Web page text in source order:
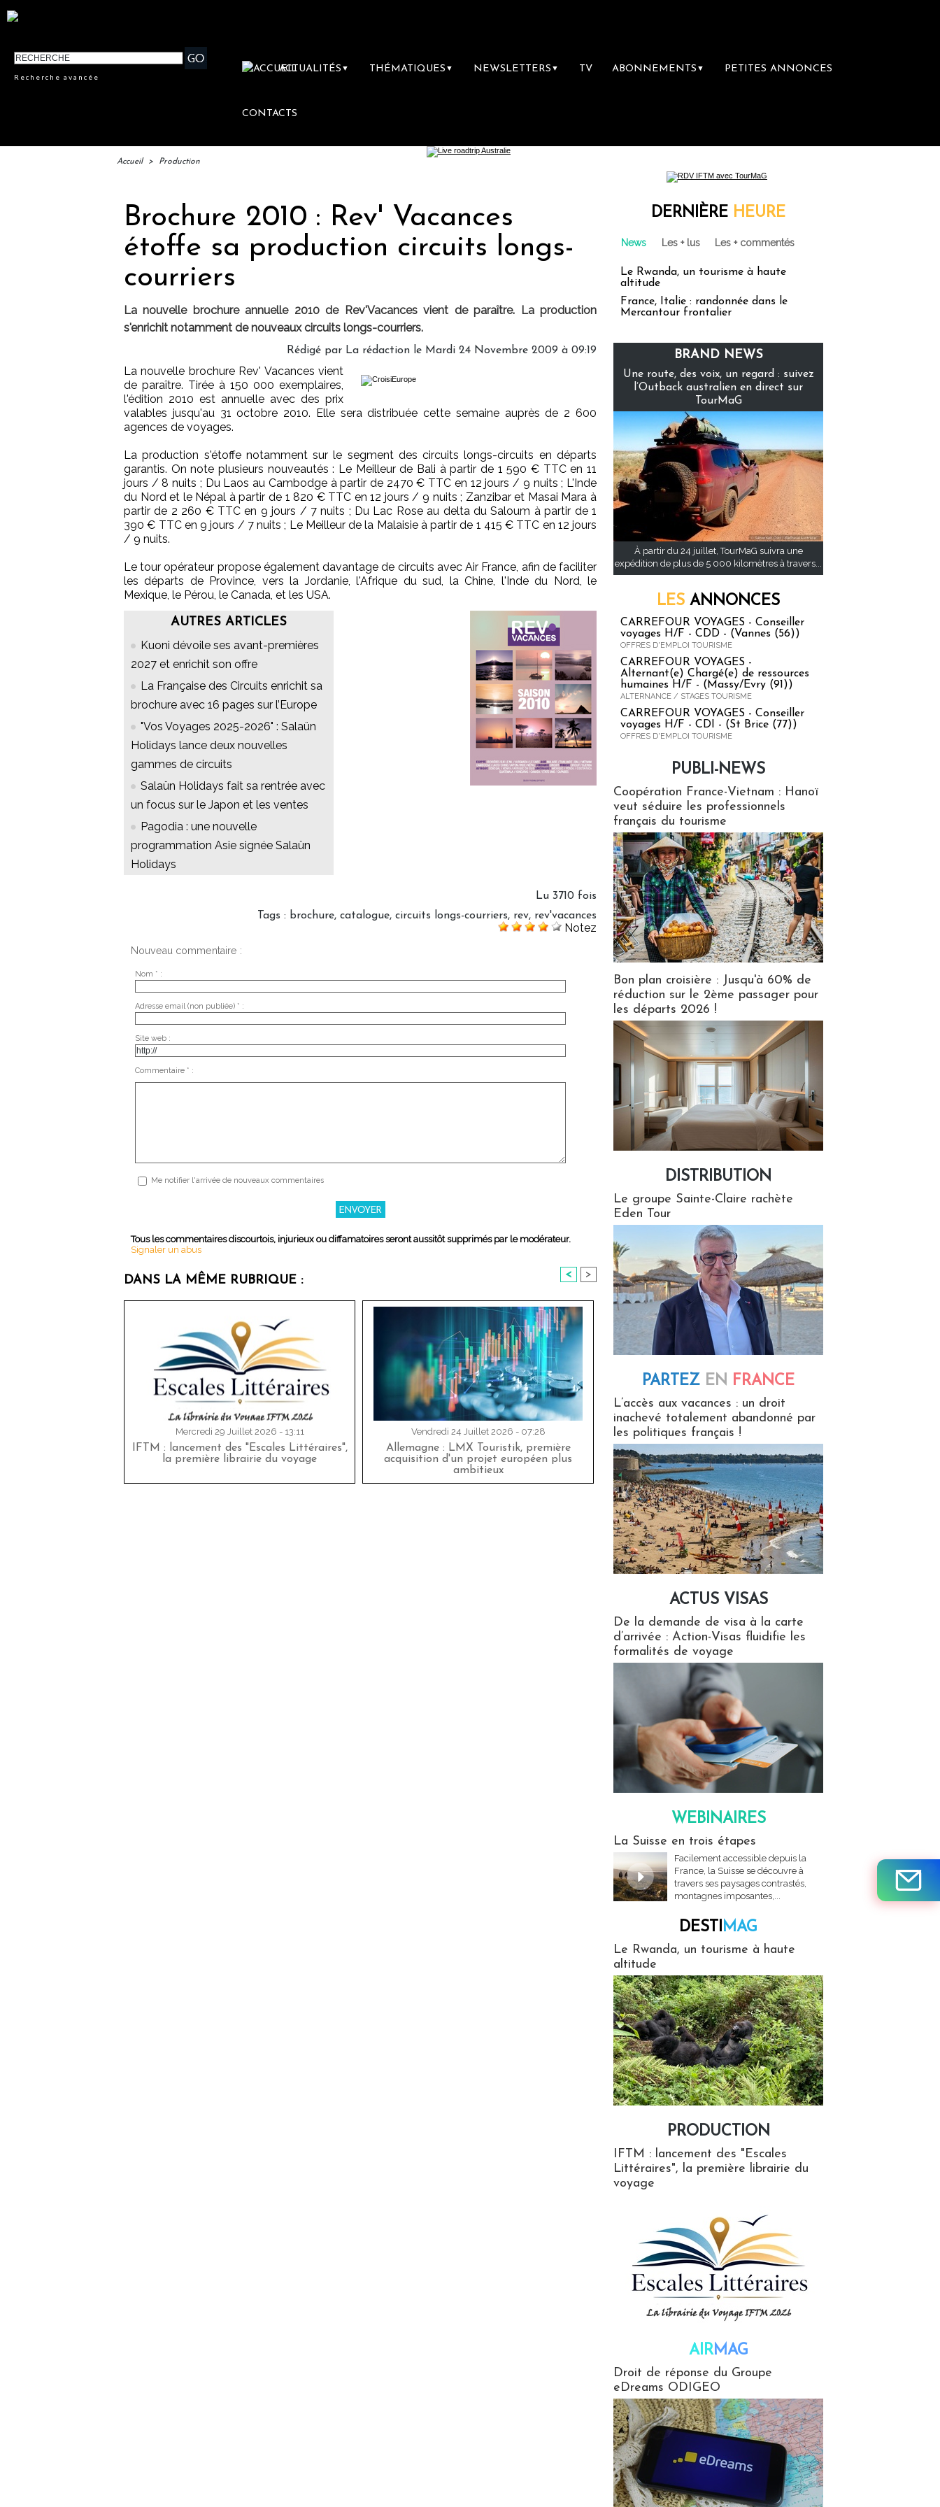
Recherche avancée
ACTUALITÉS ▼ THÉMATIQUES ▼ NEWSLETTERS ▼ TV ABONNEMENTS ▼ PETITES ANNONCES
CONTACTS
Accueil > Production
Brochure 2010 : Rev' Vacances
étoffe sa production circuits longs-
courriers
La nouvelle brochure annuelle 2010 de Rev'Vacances vient de paraître. La production
s'enrichit notamment de nouveaux circuits longs-courriers.
Rédigé par La rédaction le Mardi 24 Novembre 2009 à 09:19
La nouvelle brochure Rev' Vacances vient
de paraître. Tirée à 150 000 exemplaires,
l'édition 2010 est annuelle avec des prix
valables jusqu'au 31 octobre 2010. Elle sera distribuée cette semaine auprès de 2 600
agences de voyages.
La production s'étoffe notamment sur le segment des circuits longs-circuits en départs
garantis. On note plusieurs nouveautés : Le Meilleur de Bali à partir de 1 590 € TTC en 11
jours / 8 nuits ; Du Laos au Cambodge à partir de 2470 € TTC en 12 jours / 9 nuits ; L'Inde
du Nord et le Népal à partir de 1 820 € TTC en 12 jours / 9 nuits ; Zanzibar et Masai Mara à
partir de 2 260 € TTC en 9 jours / 7 nuits ; Du Lac Rose au delta du Saloum à partir de 1
390 € TTC en 9 jours / 7 nuits ; Le Meilleur de la Malaisie à partir de 1 415 € TTC en 12 jours
/ 9 nuits.
Le tour opérateur propose également davantage de circuits avec Air France, afin de faciliter
les départs de Province, vers la Jordanie, l'Afrique du sud, la Chine, l'Inde du Nord, le
Mexique, le Pérou, le Canada, et les USA.
AUTRES ARTICLES
Kuoni dévoile ses avant-premières
2027 et enrichit son offre
La Française des Circuits enrichit sa
brochure avec 16 pages sur l’Europe
"Vos Voyages 2025-2026" : Salaün
Holidays lance deux nouvelles
gammes de circuits
Salaün Holidays fait sa rentrée avec
un focus sur le Japon et les ventes
Pagodia : une nouvelle
programmation Asie signée Salaün
Holidays
Lu 3710 fois
Tags : brochure, catalogue, circuits longs-courriers, rev, rev'vacances
Notez
Nouveau commentaire :
Nom * :
Adresse email (non publiée) * :
Site web :
Commentaire * :
Me notifier l'arrivée de nouveaux commentaires
Tous les commentaires discourtois, injurieux ou diffamatoires seront aussitôt supprimés par le modérateur.
Signaler un abus
DANS LA MÊME RUBRIQUE : < >
Mercredi 29 Juillet 2026 - 13:11
IFTM : lancement des "Escales Littéraires",
la première librairie du voyage
Vendredi 24 Juillet 2026 - 07:28
Allemagne : LMX Touristik, première
acquisition d'un projet européen plus
ambitieux
DERNIÈRE HEURE
News Les + lus Les + commentés
Le Rwanda, un tourisme à haute
altitude
France, Italie : randonnée dans le
Mercantour frontalier
BRAND NEWS
Une route, des voix, un regard : suivez
l’Outback australien en direct sur
TourMaG
À partir du 24 juillet, TourMaG suivra une
expédition de plus de 5 000 kilomètres à travers...
LES ANNONCES
CARREFOUR VOYAGES - Conseiller
voyages H/F - CDD - (Vannes (56))
OFFRES D'EMPLOI TOURISME
CARREFOUR VOYAGES -
Alternant(e) Chargé(e) de ressources
humaines H/F - (Massy/Evry (91))
ALTERNANCE / STAGES TOURISME
CARREFOUR VOYAGES - Conseiller
voyages H/F - CDI - (St Brice (77))
OFFRES D'EMPLOI TOURISME
PUBLI-NEWS
Coopération France-Vietnam : Hanoï
veut séduire les professionnels
français du tourisme
Bon plan croisière : Jusqu'à 60% de
réduction sur le 2ème passager pour
les départs 2026 !
DISTRIBUTION
Le groupe Sainte-Claire rachète
Eden Tour
PARTEZ EN FRANCE
L’accès aux vacances : un droit
inachevé totalement abandonné par
les politiques français !
ACTUS VISAS
De la demande de visa à la carte
d’arrivée : Action-Visas fluidifie les
formalités de voyage
WEBINAIRES
La Suisse en trois étapes
Facilement accessible depuis la
France, la Suisse se découvre à
travers ses paysages contrastés,
montagnes imposantes,...
DESTIMAG
Le Rwanda, un tourisme à haute
altitude
PRODUCTION
IFTM : lancement des "Escales
Littéraires", la première librairie du
voyage
AIRMAG
Droit de réponse du Groupe
eDreams ODIGEO